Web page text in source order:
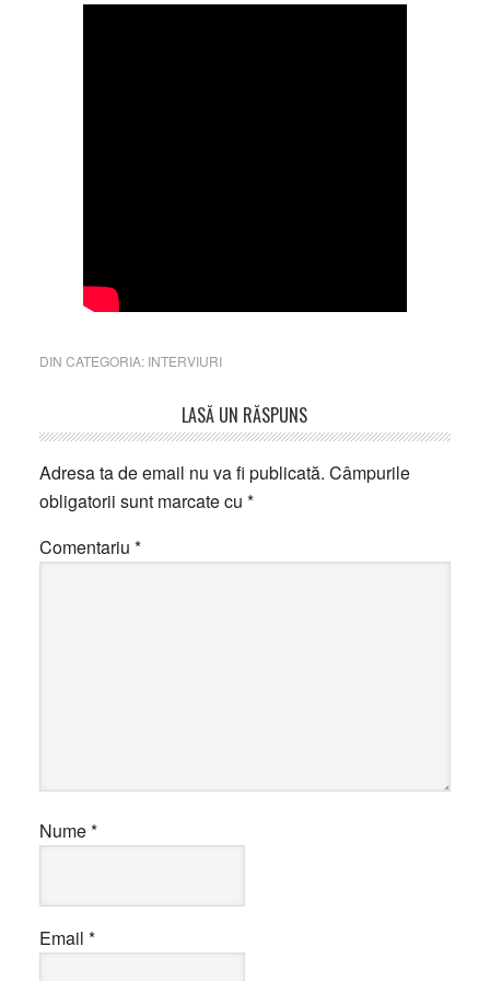
DIN CATEGORIA: INTERVIURI
Interactions
LASĂ UN RĂSPUNS
Adresa ta de email nu va fi publicată. Câmpurile
obligatorii sunt marcate cu *
Comentariu *
Nume*
Email *